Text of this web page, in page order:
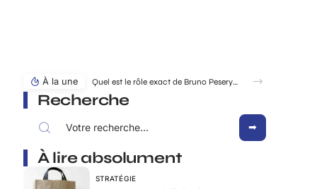
À la une Quel est le rôle exact de Bruno Pesery dans la carrière d’Isabelle Carré ?
Recherche
À lire absolument
STRATÉGIE